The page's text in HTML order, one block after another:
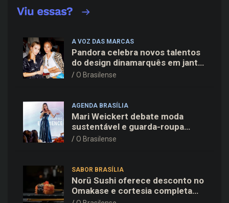
A VOZ DAS MARCAS
Pandora celebra novos talentos
do design dinamarquês em jantar
exclusivo no restaurante Daphne
O Brasilense
AGENDA BRASÍLIA
Mari Weickert debate moda
sustentável e guarda-roupa
inteligente no ParkShopping
O Brasilense
SABOR BRASÍLIA
Norū Sushi oferece desconto no
Omakase e cortesia completa
para os pais neste domingo